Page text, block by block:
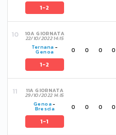
1-2
10A GIORNATA
22/10/2022 14:15
Ternana -
Genoa
1-2
0 0 0 0
11A GIORNATA
29/10/2022 14:15
Genoa-
Brescia
1-1
0 0 0 0